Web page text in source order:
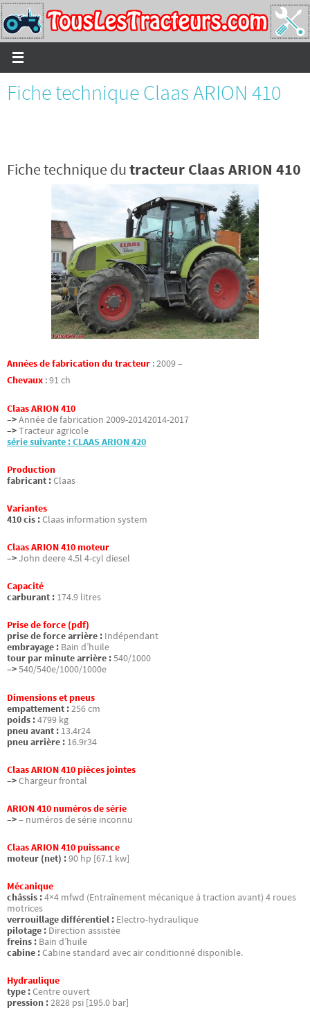
Passer
vers
le
contenu
Fiche technique Claas ARION 410
Fiche technique dutracteur Claas ARION 410
Années de fabrication du tracteur :2009 –
Chevaux :91 ch
Claas ARION 410
–>Année de fabrication 2009-20142014-2017
–>Tracteur agricole
série suivante : CLAAS ARION 420
Production
fabricant :Claas
Variantes
410 cis :Claas information system
Claas ARION 410 moteur
–>John deere 4.5l 4-cyl diesel
Capacité
carburant : 174.9 litres
Prise de force (pdf)
prise de force arrière : Indépendant
embrayage : Bain d’huile
tour par minute arrière :540/1000
–>540/540e/1000/1000e
Dimensions et pneus
empattement :256 cm
poids :4799 kg
pneu avant : 13.4r24
pneu arrière : 16.9r34
Claas ARION 410 pièces jointes
–>Chargeur frontal
ARION 410 numéros de série
–>– numéros de série inconnu
Claas ARION 410 puissance
moteur (net) :90 hp [67.1 kw]
Mécanique
châssis :4×4 mfwd (Entraînement mécanique à traction avant) 4 roues
motrices
verrouillage différentiel : Electro-hydraulique
pilotage : Direction assistée
freins : Bain d’huile
cabine :Cabine standard avec air conditionné disponible.
Hydraulique
type :Centre ouvert
pression :2828 psi [195.0 bar]